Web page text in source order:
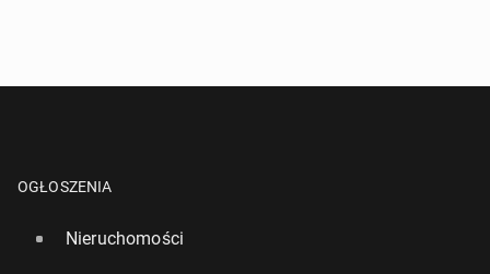
OGŁOSZENIA
Nieruchomości